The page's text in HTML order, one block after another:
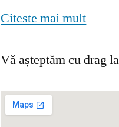
Citeste mai mult
Vă așteptăm cu drag